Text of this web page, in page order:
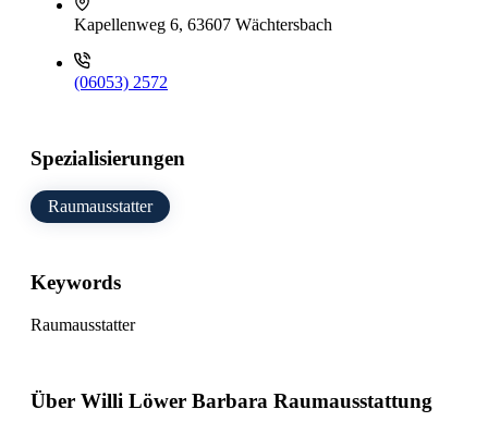
Kapellenweg 6, 63607 Wächtersbach
(06053) 2572
Spezialisierungen
Raumausstatter
Keywords
Raumausstatter
Über Willi Löwer Barbara Raumausstattung